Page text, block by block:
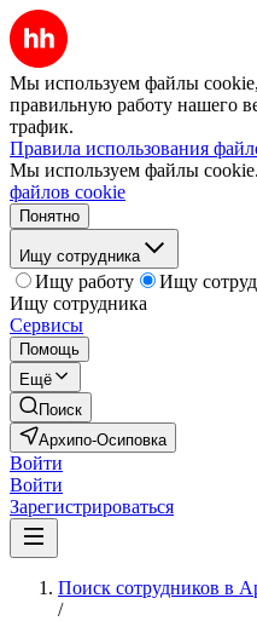
Мы используем файлы
правильную работу нашего
трафик.
Правила использования
Мы используем файлы cookie.
файлов cookie
Понятно
Ищу сотрудника
Ищу работу
Ищу
Ищу сотрудника
Сервисы
Помощь
Ещё
Поиск
Архипо-Осиповка
Войти
Войти
Зарегистрироваться
Поиск сотрудников в
/